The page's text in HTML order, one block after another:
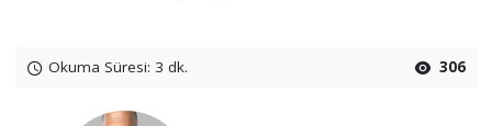
Okuma Süresi: 3 dk. 306